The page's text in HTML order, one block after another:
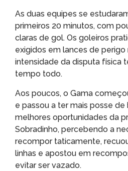
As duas equipes se
primeiros 20 minutos, com
claras de gol. Os goleiros
exigidos em lances de perigo
intensidade da disputa física
tempo todo.
Aos poucos, o Gama
e passou a ter mais posse de
melhores oportunidades da
Sobradinho, percebendo a
recompor taticamente,
linhas e apostou em
evitar ser vazado.